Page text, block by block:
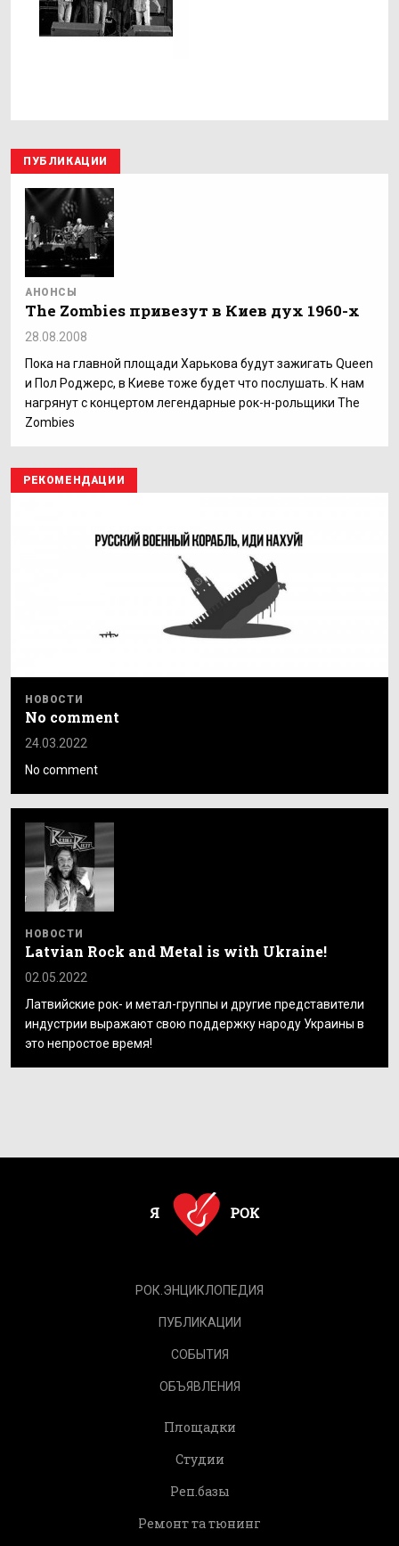
ПУБЛИКАЦИИ
АНОНСЫ
The Zombies привезут в Киев дух 1960-х
28.08.2008
Пока на главной площади Харькова будут зажигать Queen
и Пол Роджерс, в Киеве тоже будет что послушать. К нам
нагрянут с концертом легендарные рок-н-рольщики The
Zombies
РЕКОМЕНДАЦИИ
НОВОСТИ
No comment
24.03.2022
No comment
НОВОСТИ
Latvian Rock and Metal is with Ukraine!
02.05.2022
Латвийские рок- и метал-группы и другие представители
индустрии выражают свою поддержку народу Украины в
это непростое время!
РОК.ЭНЦИКЛОПЕДИЯ
ПУБЛИКАЦИИ
СОБЫТИЯ
ОБЪЯВЛЕНИЯ
Площадки
Студии
Реп.базы
Ремонт та тюнинг